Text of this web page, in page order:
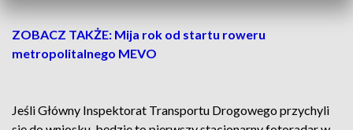
ZOBACZ TAKŻE: Mija rok od startu roweru
metropolitalnego MEVO
Jeśli Główny Inspektorat Transportu Drogowego przychyli